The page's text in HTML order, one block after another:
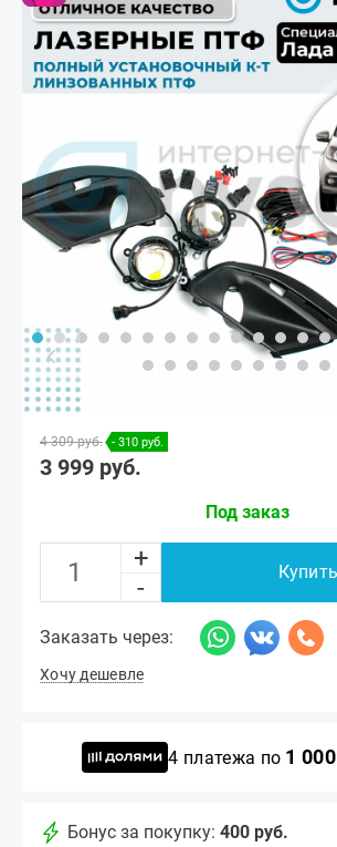
4 309 руб. - 310 руб.
3 999 руб.
Под заказ
+
-
Купить
Заказать через:
Хочу дешевле
4 платежа по 1
Бонус за покупку: 400 руб.